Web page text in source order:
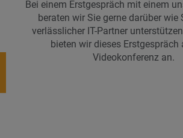
Bei einem Erstgespräch mit einem
beraten wir Sie gerne darüber wie
verlässlicher IT-Partner
bieten wir dieses Erstgespräch
Videokonferenz an.